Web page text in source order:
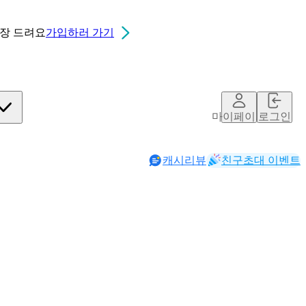
드려요가입하러 가기
마이페이지로그인
캐시리뷰 친구초대 이벤트